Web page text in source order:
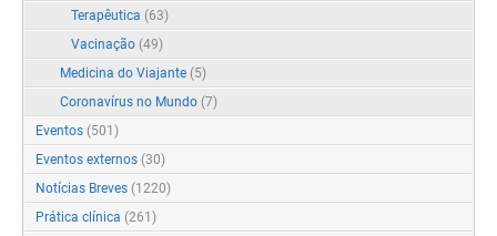
Terapêutica (63)
Vacinação (49)
Medicina do Viajante (5)
Coronavírus no Mundo (7)
Eventos (501)
Eventos externos (30)
Notícias Breves (1220)
Prática clínica (261)